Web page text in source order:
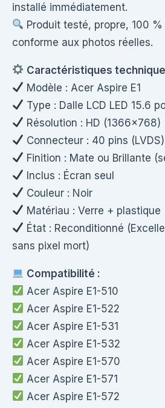
installé immédiatement.
Produit testé, propre, 100
conforme aux photos réelles.
Caractéristiques
Modèle : Acer Aspire E1
Type : Dalle LCD LED 15.6
Résolution : HD (1366×768)
Connecteur : 40 pins (LVDS)
Finition : Mate ou Brillante
Inclus : Écran seul
Couleur : Noir
Matériau : Verre + plastique
État : Reconditionné
sans pixel mort)
Compatibilité :
Acer Aspire E1-510
Acer Aspire E1-522
Acer Aspire E1-531
Acer Aspire E1-532
Acer Aspire E1-570
Acer Aspire E1-571
Acer Aspire E1-572